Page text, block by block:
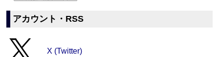
アカウント・RSS
X (Twitter)